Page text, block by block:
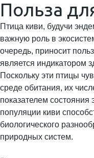
Польза
Птица киви, будучи
важную роль в
очередь, приносит
является индикатором
Поскольку эти птицы
среде обитания, их
показателем
популяции киви
биологического
природных систем.